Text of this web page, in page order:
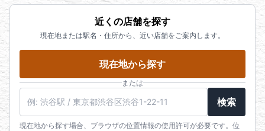
近くの店舗を探す
現在地または駅名・住所から、近い店舗をご案内します。
現在地から探す
または
検索
現在地から探す場合、ブラウザの位置情報の使用許可が必要です。位